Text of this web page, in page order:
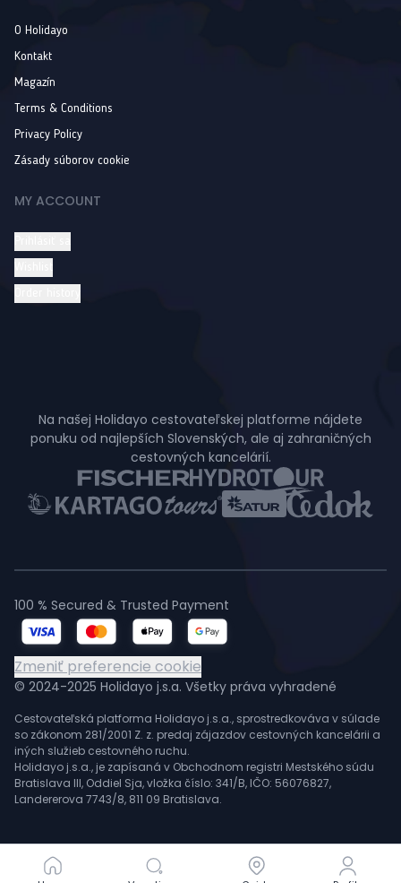
O Holidayo
Kontakt
Magazín
Terms & Conditions
Privacy Policy
Zásady súborov cookie
MY ACCOUNT
Na našej Holidayo cestovateľskej platforme nájdete
ponuku od najlepších Slovenských, ale aj zahraničných
cestovných kancelárií.
© 2024-2025 Holidayo j.s.a. Všetky práva vyhradené
Cestovateľská platforma Holidayo j.s.a., sprostredkováva v súlade
so zákonom 281/2001 Z. z. predaj zájazdov cestovných kancelárii a
iných služieb cestovného ruchu.
Holidayo j.s.a., je zapísaná v Obchodnom registri Mestského súdu
Bratislava III, Oddiel Sja, vložka číslo: 341/B, IČO: 56076827,
Landererova 7743/8, 811 09 Bratislava.
100 % Secured & Trusted Payment
Zmeniť preferencie cookie